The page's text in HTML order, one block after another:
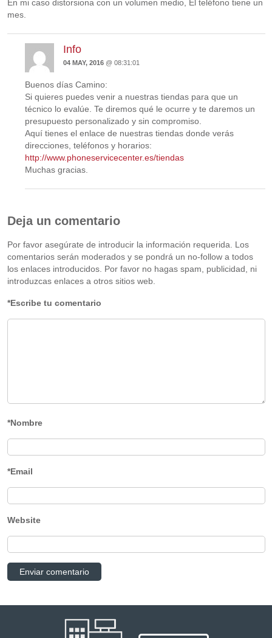
En mi caso distorsiona con un volumen medio, El teléfono tiene un
mes.
Info
04 MAY, 2016 @ 08:31:01
Buenos días Camino:
Si quieres puedes venir a nuestras tiendas para que un
técnico lo evalúe. Te diremos qué le ocurre y te daremos un
presupuesto personalizado y sin compromiso.
Aquí tienes el enlace de nuestras tiendas donde verás
direcciones, teléfonos y horarios:
http://www.phoneservicecenter.es/tiendas
Muchas gracias.
Deja un comentario
Por favor asegúrate de introducir la información requerida. Los
comentarios serán moderados y se pondrá un no-follow a todos
los enlaces introducidos. Por favor no hagas spam, publicidad, ni
introduzcas enlaces a otros sitios web.
*Escribe tu comentario
*Nombre
*Email
Website